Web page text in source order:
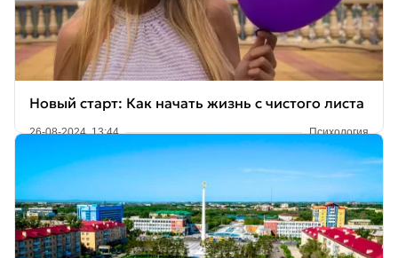
Новый старт: Как начать жизнь с чистого листа
26-08-2024, 13:44 Психология